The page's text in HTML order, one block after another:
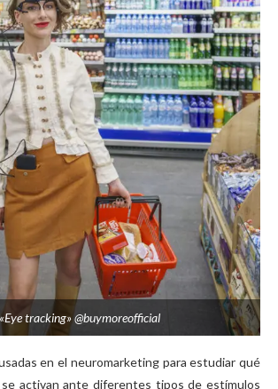
«Eye tracking» @buymoreofficial
en el neuromarketing para estudiar qué
activan ante diferentes tipos de estímulos